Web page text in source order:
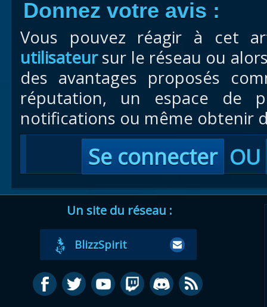
Donnez votre avis :
Vous pouvez réagir à cet
utilisateursur le réseau ou
des avantages proposés
réputation, un espace de
notifications ou même obtenir
Se connecter OU
Un site du réseau :
BlizzSpirit